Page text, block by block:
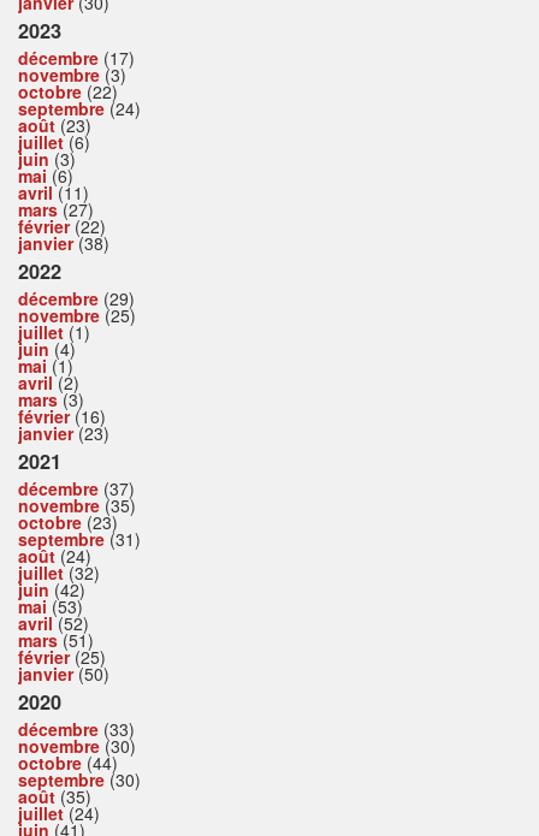
2023
décembre (17)
novembre (3)
octobre (22)
septembre (24)
août (23)
juillet(6)
juin (3)
mai (6)
avril(11)
mars(27)
février(22)
janvier(38)
2022
décembre (29)
novembre (25)
juillet (1)
juin (4)
mai (1)
avril(2)
mars(3)
février(16)
janvier(23)
2021
décembre (37)
novembre (35)
octobre (23)
septembre (31)
août (24)
juillet(32)
juin (42)
mai (53)
avril(52)
mars(51)
février(25)
janvier(50)
2020
décembre (33)
novembre (30)
octobre (44)
septembre (30)
août (35)
juillet(24)
juin (41)